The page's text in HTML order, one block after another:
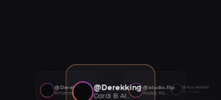
@Derekking
Cardi B AI voice
@studio.flip
Roddy Ricch AI voice
@Ayywalker
@Derekking
Rihanna AI voice